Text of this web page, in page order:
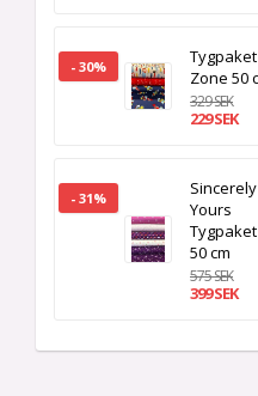
- 30%
Zone 50
329 SEK
229 SEK
- 31%
Sincerely
Yours
50 cm
575 SEK
399 SEK